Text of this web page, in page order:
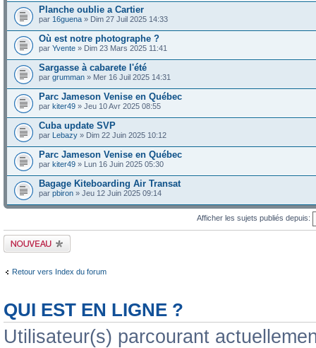
Planche oublie a Cartier
par 16guena » Dim 27 Juil 2025 14:33
Où est notre photographe ?
par Yvente » Dim 23 Mars 2025 11:41
Sargasse à cabarete l'été
par grumman » Mer 16 Juil 2025 14:31
Parc Jameson Venise en Québec
par kiter49 » Jeu 10 Avr 2025 08:55
Cuba update SVP
par Lebazy » Dim 22 Juin 2025 10:12
Parc Jameson Venise en Québec
par kiter49 » Lun 16 Juin 2025 05:30
Bagage Kiteboarding Air Transat
par pbiron » Jeu 12 Juin 2025 09:14
Afficher les sujets publiés depuis:
Publier un nouveau
sujet
Retour vers Index du forum
QUI EST EN LIGNE ?
Utilisateur(s) parcourant